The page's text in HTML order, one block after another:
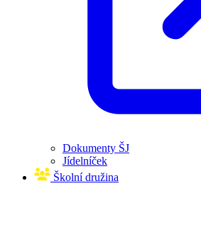
Dokumenty ŠJ
Jídelníček
Školní družina